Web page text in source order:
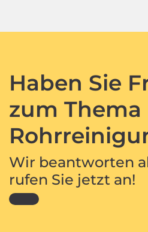
Haben Sie
zum Thema
Wir beantworten
rufen Sie jetzt an!